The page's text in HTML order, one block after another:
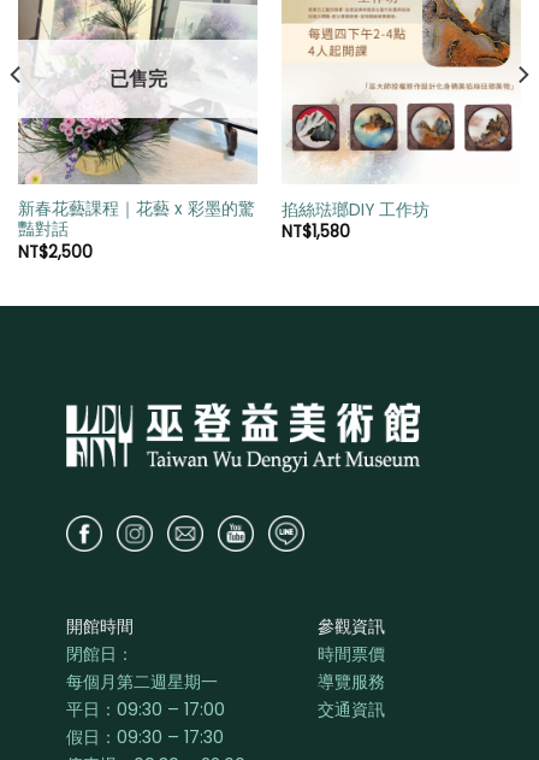
「願
望清
已售完
新春花藝課程｜花藝 x 彩墨的驚
豔對話
NT$2,500
加入
「願
望清
掐絲琺瑯DIY 工作坊
NT$1,580
開館時間
閉館日：
每個月第二週星期一
平日： 09:30 – 17:00
假日：09:30 – 17:30
參觀資訊
時間票價
導覽服務
交通資訊